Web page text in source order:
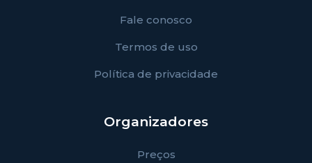
Fale conosco
Termos de uso
Política de privacidade
Organizadores
Preços